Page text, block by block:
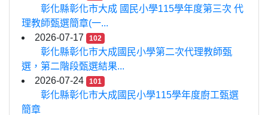
彰化縣彰化市大成 國民小學115學年度第三次 代
理教師甄選簡章(一...
2026-07-17
102
彰化縣彰化市大成國民小學第二次代理教師甄
選，第二階段甄選結果...
2026-07-24
101
彰化縣彰化市大成國民小學115學年度廚工甄選
簡章